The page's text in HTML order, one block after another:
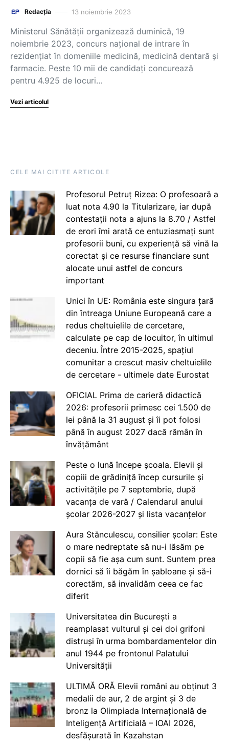
Redacția 13 noiembrie 2023
Ministerul Sănătății organizează duminică, 19
noiembrie 2023, concurs național de intrare în
rezidențiat în domeniile medicină, medicină dentară și
farmacie. Peste 10 mii de candidați concurează
pentru 4.925 de locuri…
Vezi articolul
CELE MAI CITITE ARTICOLE
Profesorul Petruț Rizea: O profesoară a
luat nota 4.90 la Titularizare, iar după
contestații nota a ajuns la 8.70 / Astfel
de erori îmi arată ce entuziasmați sunt
profesorii buni, cu experiență să vină la
corectat și ce resurse financiare sunt
alocate unui astfel de concurs
important
Unici în UE: România este singura țară
din întreaga Uniune Europeană care a
redus cheltuielile de cercetare,
calculate pe cap de locuitor, în ultimul
deceniu. Între 2015-2025, spațiul
comunitar a crescut masiv cheltuielile
de cercetare - ultimele date Eurostat
OFICIAL Prima de carieră didactică
2026: profesorii primesc cei 1.500 de
lei până la 31 august și îi pot folosi
până în august 2027 dacă rămân în
învățământ
Peste o lună începe școala. Elevii și
copiii de grădiniță încep cursurile și
activitățile pe 7 septembrie, după
vacanța de vară / Calendarul anului
școlar 2026-2027 și lista vacanțelor
Aura Stănculescu, consilier școlar: Este
o mare nedreptate să nu-i lăsăm pe
copii să fie așa cum sunt. Suntem prea
dornici să îi băgăm în șabloane și să-i
corectăm, să invalidăm ceea ce fac
diferit
Universitatea din București a
reamplasat vulturul și cei doi grifoni
distruși în urma bombardamentelor din
anul 1944 pe frontonul Palatului
Universității
ULTIMĂ ORĂ Elevii români au obținut 3
medalii de aur, 2 de argint și 3 de
bronz la Olimpiada Internațională de
Inteligență Artificială – IOAI 2026,
desfășurată în Kazahstan